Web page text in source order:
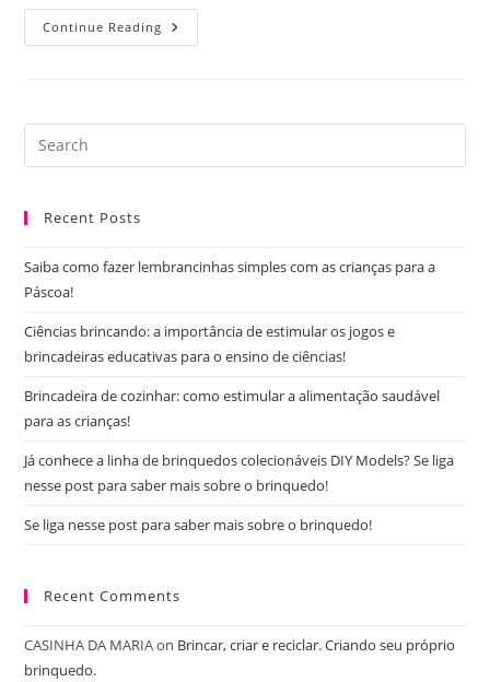
Continue Reading Boneca
Lol:
A
Recent Posts
Saiba como fazer lembrancinhas simples com as crianças para a
Páscoa!
Ciências brincando: a importância de estimular os jogos e
brincadeiras educativas para o ensino de ciências!
Brincadeira de cozinhar: como estimular a alimentação saudável
para as crianças!
Já conhece a linha de brinquedos colecionáveis DIY Models? Se liga
nesse post para saber mais sobre o brinquedo!
Se liga nesse post para saber mais sobre o brinquedo!
Recent Comments
CASINHA DA MARIAon Brincar, criar e reciclar. Criando seu próprio
brinquedo.